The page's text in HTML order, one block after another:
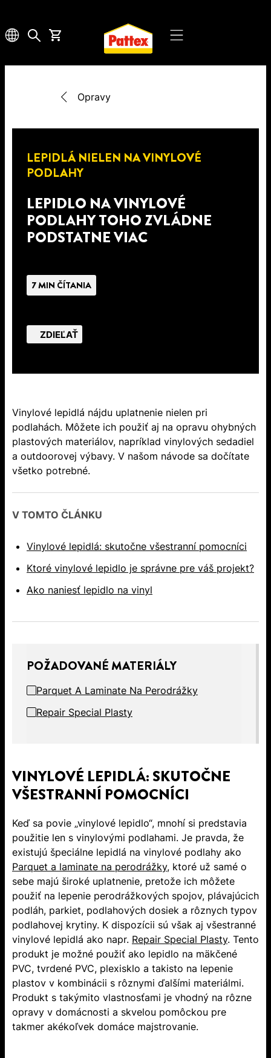
Opravy
LEPIDLÁ NIELEN NA VINYLOVÉ
PODLAHY
LEPIDLO NA VINYLOVÉ
PODLAHY TOHO ZVLÁDNE
PODSTATNE VIAC
7 MIN ČÍTANIA
ZDIEĽAŤ
Vinylové lepidlá nájdu uplatnenie nielen pri
podlahách. Môžete ich použiť aj na opravu ohybných
plastových materiálov, napríklad vinylových sedadiel
a outdoorovej výbavy. V našom návode sa dočítate
všetko potrebné.
V TOMTO ČLÁNKU
Vinylové lepidlá: skutočne všestranní pomocníci
Ktoré vinylové lepidlo je správne pre váš projekt?
Ako naniesť lepidlo na vinyl
VINYLOVÉ LEPIDLÁ: SKUTOČNE
VŠESTRANNÍ POMOCNÍCI
Keď sa povie „vinylové lepidlo“, mnohí si predstavia
použitie len s vinylovými podlahami. Je pravda, že
existujú špeciálne lepidlá na vinylové podlahy ako
Parquet a laminate na perodrážky, ktoré už samé o
sebe majú široké uplatnenie, pretože ich môžete
použiť na lepenie perodrážkových spojov, plávajúcich
podláh, parkiet, podlahových dosiek a rôznych typov
podlahovej krytiny. K dispozícii sú však aj všestranné
vinylové lepidlá ako napr. Repair Special Plasty. Tento
produkt je možné použiť ako lepidlo na mäkčené
PVC, tvrdené PVC, plexisklo a takisto na lepenie
plastov v kombinácii s rôznymi ďalšími materiálmi.
Produkt s takýmito vlastnosťami je vhodný na rôzne
opravy v domácnosti a skvelou pomôckou pre
takmer akékoľvek domáce majstrovanie.
POŽADOVANÉ MATERIÁLY
Parquet A Laminate Na Perodrážky
Repair Special Plasty